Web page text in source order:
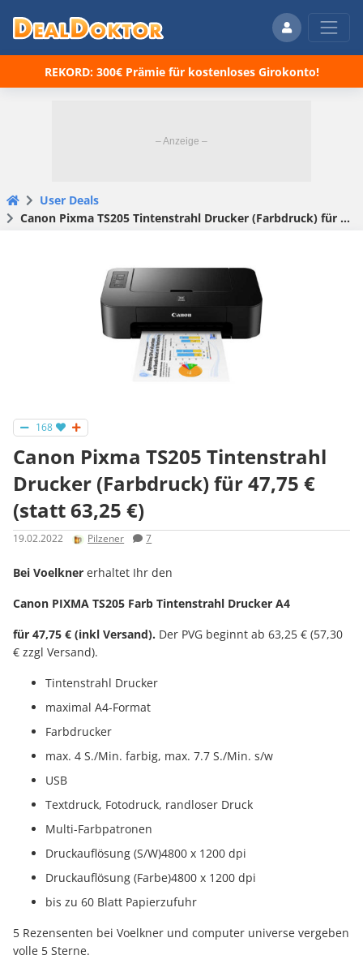
REKORD: 300€ Prämie für kostenloses Girokonto!
User Deals
Canon Pixma TS205 Tintenstrahl Drucker (Farbdruck) für 47,75 € (statt 63,25 €)
168
Canon Pixma TS205 Tintenstrahl
Drucker (Farbdruck) für 47,75 €
(statt 63,25 €)
19.02.2022 Pilzener 7
Bei Voelkner erhaltet Ihr den
Canon PIXMA TS205 Farb Tintenstrahl Drucker A4
für 47,75 € (inkl Versand). Der PVG beginnt ab 63,25 € (57,30
€ zzgl Versand).
Tintenstrahl Drucker
maximal A4-Format
Farbdrucker
max. 4 S./Min. farbig, max. 7.7 S./Min. s/w
USB
Textdruck, Fotodruck, randloser Druck
Multi-Farbpatronen
Druckauflösung (S/W)4800 x 1200 dpi
Druckauflösung (Farbe)4800 x 1200 dpi
bis zu 60 Blatt Papierzufuhr
5 Rezensenten bei Voelkner und computer universe vergeben
volle 5 Sterne.